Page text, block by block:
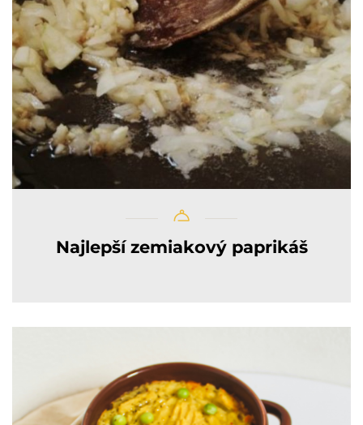
Najlepší zemiakový paprikáš